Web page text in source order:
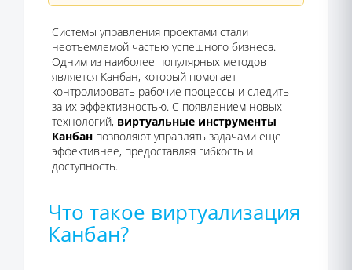
Системы управления проектами стали
неотъемлемой частью успешного бизнеса.
Одним из наиболее популярных методов
является Канбан, который помогает
контролировать рабочие процессы и следить
за их эффективностью. С появлением новых
технологий, виртуальные инструменты
Канбан позволяют управлять задачами ещё
эффективнее, предоставляя гибкость и
доступность.
Что такое виртуализация
Канбан?